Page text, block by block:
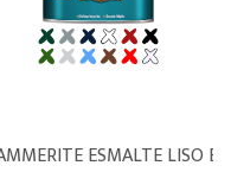
– 750 MLESMALTE LISO